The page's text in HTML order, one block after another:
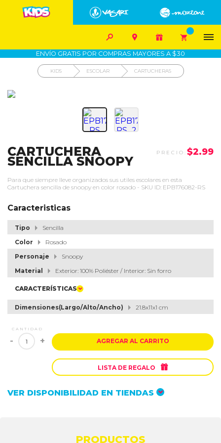
 
   
1700-VASARI (827274) MIS PEDIDOS
COMO COMPRAR DEVOLUCIÓN SIN COSTO
ENVÍO GRATIS POR COMPRAS MAYORES A $30
KIDS ESCOLAR CARTUCHERAS
CARTUCHERA
SENCILLA SNOOPY
$2.99
Para que siempre lleve organizados sus utiles escolares en esta
Cartuchera sencilla de snoopy en color rosado - SKU ID: EPB176082-RS
Caracteristicas
Tipo
Sencilla
Color
Rosado
Personaje
Snoopy
Material
Exterior: 100% Poliéster / Interior: Sin forro
CARACTERÍSTICAS
Dimensiones(Largo/Alto/Ancho) 21.8x11x1 cm
CANTIDAD
- + AGREGAR AL CARRITO
LISTA DE REGALO 
VER DISPONIBILIDAD EN TIENDAS
PRODUCTOS